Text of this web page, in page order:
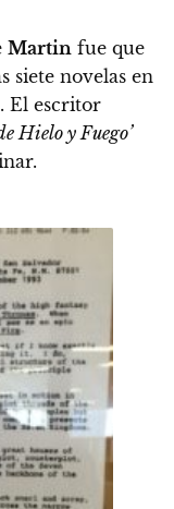
Martin fue que
siete novelas en
El escritor
Hielo y Fuego’